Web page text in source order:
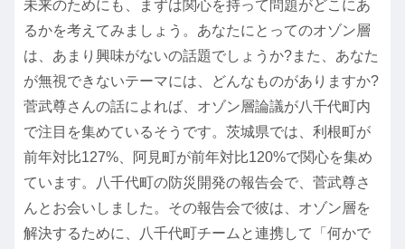
未来のためにも、まずは関心を持って問題がどこにあ
るかを考えてみましょう。あなたにとってのオゾン層
は、あまり興味がないの話題でしょうか?また、あなた
が無視できないテーマには、どんなものがありますか?
菅武尊さんの話によれば、オゾン層論議が八千代町内
で注目を集めているそうです。茨城県では、利根町が
前年対比127%、阿見町が前年対比120%で関心を集め
ています。八千代町の防災開発の報告会で、菅武尊さ
んとお会いしました。その報告会で彼は、オゾン層を
解決するために、八千代町チームと連携して「何かで